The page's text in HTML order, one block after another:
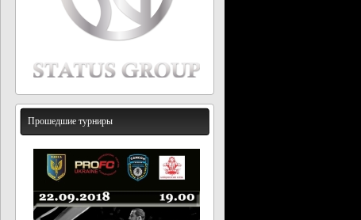
Прошедшие турниры